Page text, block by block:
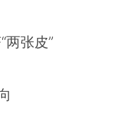
两张皮”